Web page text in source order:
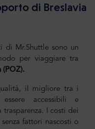
di Breslavia
di Mr.Shuttle sono un
per viaggiare tra
(POZ).
il migliore tra i
accessibili e
I costi dei
fattori nascosti o